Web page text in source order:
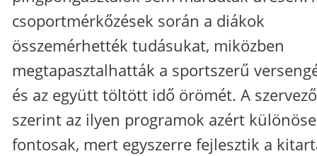
csoportmérkőzések során a diákok
összemérhették tudásukat, miközben
megtapasztalhatták a sportszerű
és az együtt töltött idő örömét. A
szerint az ilyen programok azért
fontosak, mert egyszerre fejlesztik a